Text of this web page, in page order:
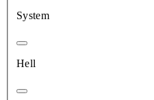
System
Hell